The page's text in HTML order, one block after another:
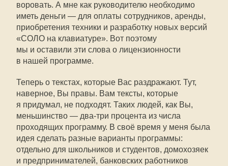
воровать. А мне как руководителю необходимо
иметь деньги — для оплаты сотрудников, аренды,
приобретения техники и разработку новых версий
«СОЛО на клавиатуре». Вот поэтому
мы и оставили эти слова о лицензионности
в нашей программе.
Теперь о текстах, которые Вас раздражают. Тут,
наверное, Вы правы. Вам тексты, которые
я придумал, не подходят. Таких людей, как Вы,
меньшинство — два-три процента из числа
проходящих программу. В своё время у меня была
идея сделать разные варианты программы:
отдельно для школьников и студентов, домохозяек
и предпринимателей, банковских работников